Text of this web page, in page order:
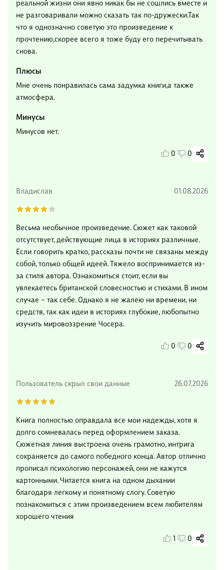
реальной жизни они явно никак бы не сошлись вместе и
не разговаривали можно сказать так по-дружески.Так
что я однозначно советую это произведение к
прочтению,скорее всего я тоже буду его перечитывать
снова.
Плюсы
Мне очень понравилась сама задумка книги,а также
атмосфера.
Минусы
Минусов нет.
0 0
Владислав 01.08.2026
Весьма необычное произведение. Сюжет как таковой
отсутствует, действующие лица в историях различные.
Если говорить кратко, рассказы почти не связаны между
собой, только общей идеей. Тяжело воспринимается из-
за стиля автора. Ознакомиться стоит, если вы
увлекаетесь британской словесностью и стихами. В ином
случае – так себе. Однако я не жалею ни времени, ни
средств, так как идеи в историях глубокие, любопытно
изучить мировоззрение Чосера.
0 0
Пользователь скрыл свои данные 26.07.2026
Книга полностью оправдала все мои надежды, хотя я
долго сомневалась перед оформлением заказа.
Сюжетная линия выстроена очень грамотно, интрига
сохраняется до самого победного конца. Автор отлично
прописал психологию персонажей, они не кажутся
картонными. Читается книга на одном дыхании
благодаря легкому и понятному слогу. Советую
познакомиться с этим произведением всем любителям
хорошего чтения
1 0